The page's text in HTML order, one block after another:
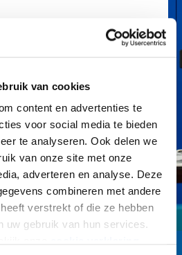
van cookies
content en advertenties te
voor social media te bieden
te analyseren. Ook delen we
van onze site met onze
adverteren en analyse. Deze
combineren met andere
verstrekt of die ze hebben
uw gebruik van hun services.